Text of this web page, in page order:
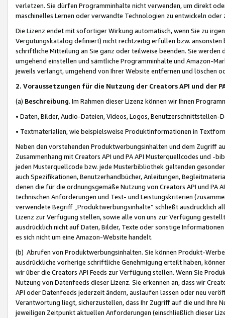
verletzen. Sie dürfen Programminhalte nicht verwenden, um direkt
maschinelles Lernen oder verwandte Technologien zu entwickeln
Die Lizenz endet mit sofortiger Wirkung automatisch, wenn Sie zu
Vergütungskatalog definiert) nicht rechtzeitig erfüllen bzw. ansonsten
schriftliche Mitteilung an Sie ganz oder teilweise beenden. Sie werden
umgehend einstellen und sämtliche Programminhalte und Amazon-
jeweils verlangt, umgehend von Ihrer Website entfernen und löschen
2. Voraussetzungen für die Nutzung der Creators API und der
(a) Beschreibung. Im Rahmen dieser Lizenz können wir Ihnen
• Daten, Bilder, Audio-Dateien, Videos, Logos, Benutzerschnittstellen-
• Textmaterialien, wie beispielsweise Produktinformationen in
Neben den vorstehenden Produktwerbungsinhalten und dem Zugriff
Zusammenhang mit Creators API und PA API Musterquellcodes und
jeden Musterquellcode bzw. jede Musterbibliothek geltenden
auch Spezifikationen, Benutzerhandbücher, Anleitungen,
denen die für die ordnungsgemäße Nutzung von Creators API und PA
technischen Anforderungen und Test- und Leistungskriterien
verwendete Begriff „Produktwerbungsinhalte“ schließt ausdrücklich
Lizenz zur Verfügung stellen, sowie alle von uns zur Verfügung
ausdrücklich nicht auf Daten, Bilder, Texte oder sonstige
es sich nicht um eine Amazon-Website handelt.
(b) Abrufen von Produktwerbungsinhalten. Sie können Produkt-
ausdrückliche vorherige schriftliche Genehmigung erteilt haben,
wir über die Creators API Feeds zur Verfügung stellen. Wenn Sie
Nutzung von Datenfeeds dieser Lizenz. Sie erkennen an, dass wir
API oder Datenfeeds jederzeit ändern, auslaufen lassen oder neu
Verantwortung liegt, sicherzustellen, dass Ihr Zugriff auf die und Ihre
jeweiligen Zeitpunkt aktuellen Anforderungen (einschließlich dieser